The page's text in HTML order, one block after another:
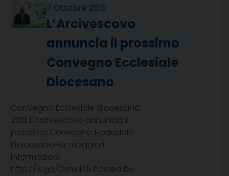
7 Ottobre 2015
L’Arcivescovo
annuncia il prossimo
Convegno Ecclesiale
Diocesano
Convegno Ecclesiale diocesano
2015 L’Arcivescovo annuncia il
prossimo Convegno Ecclesiale
DiocesanoPer maggiori
informazioni:
http://is.gd/DvmN46 Posted by